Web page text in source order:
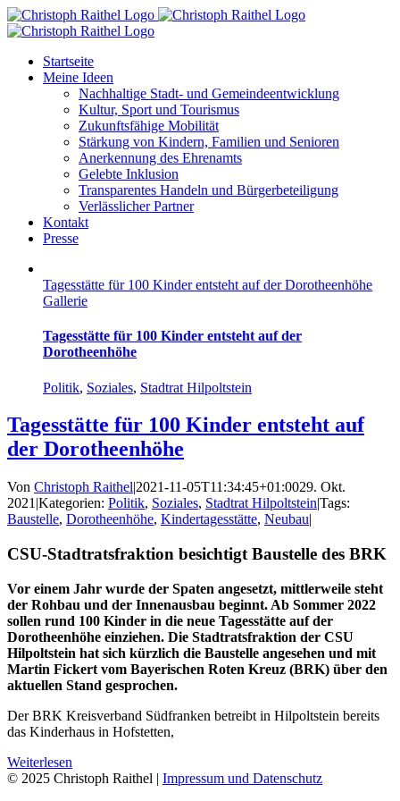
Skip
to
Startseite
Meine Ideen
Nachhaltige Stadt- und Gemeindeentwicklung
Kultur, Sport und Tourismus
Zukunftsfähige Mobilität
Stärkung von Kindern, Familien und Senioren
Anerkennung des Ehrenamts
Gelebte Inklusion
Transparentes Handeln und Bürgerbeteiligung
Verlässlicher Partner
Kontakt
Presse
Tagesstätte für 100 Kinder entsteht auf der Dorotheenhöhe
Gallerie
Tagesstätte für 100 Kinder entsteht auf der
Dorotheenhöhe
Politik, Soziales, Stadtrat Hilpoltstein
Tagesstätte für 100 Kinder entsteht auf
der Dorotheenhöhe
Von Christoph Raithel|2021-11-05T11:34:45+01:0029. Okt.
2021 |Kategorien: Politik, Soziales, Stadtrat Hilpoltstein|Tags:
Baustelle, Dorotheenhöhe, Kindertagesstätte, Neubau|
CSU-Stadtratsfraktion besichtigt Baustelle des BRK
Vor einem Jahr wurde der Spaten angesetzt, mittlerweile steht
der Rohbau und der Innenausbau beginnt. Ab Sommer 2022
sollen rund 100 Kinder in die neue Tagesstätte auf der
Dorotheenhöhe einziehen. Die Stadtratsfraktion der CSU
Hilpoltstein hat sich kürzlich die Baustelle angesehen und mit
Martin Fickert vom Bayerischen Roten Kreuz (BRK) über den
aktuellen Stand gesprochen.
Der BRK Kreisverband Südfranken betreibt in Hilpoltstein bereits
das Kinderhaus in Hofstetten,
Weiterlesen
© 2025 Christoph Raithel | Impressum und Datenschutz